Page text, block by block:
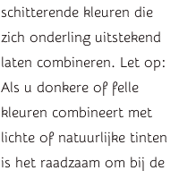
schitterende kleuren die
zich onderling uitstekend
laten combineren. Let op:
Als u donkere of felle
kleuren combineert met
lichte of natuurlijke tinten
is het raadzaam om bij de